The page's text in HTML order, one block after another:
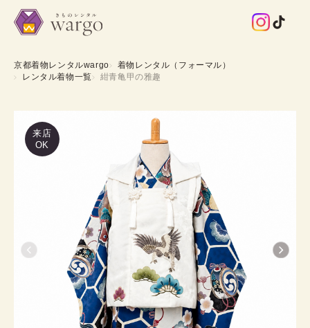
京都着物レンタルwargo
着物レンタル（フォーマル）
レンタル着物一覧
紺青亀甲の雅趣
来店
OK